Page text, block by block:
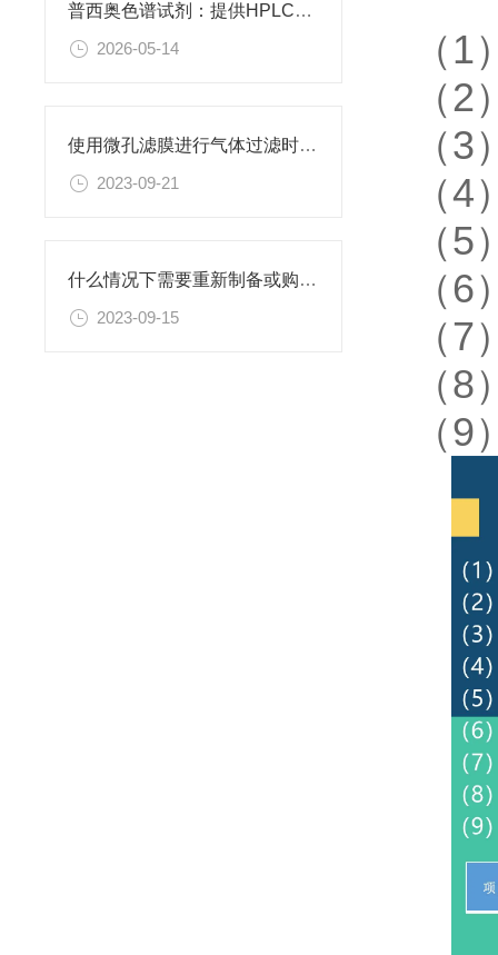
普西奥色谱试剂：提供HPLC级、LC-MS级等多种规格色谱试剂
2026-05-14
使用微孔滤膜进行气体过滤时，有哪些注意事项和常见问题需要关注？
2023-09-21
什么情况下需要重新制备或购置新的乙二胺四乙酸二钠滴定溶液标准物质？
2023-09-15
（
（
（
（
（
（
（
（
（